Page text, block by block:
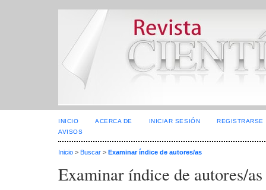
INICIO ACERCA DE INICIAR SESIÓN
REGISTRARSE
AVISOS
Inicio > Buscar > Examinar índice de autores/as
Examinar índice de autores/as